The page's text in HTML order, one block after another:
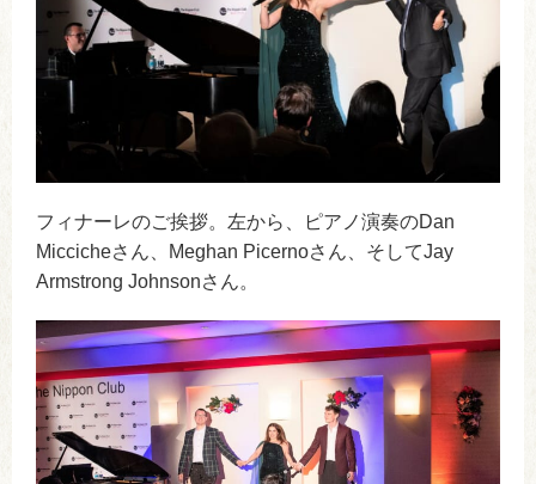
フィナーレのご挨拶。左から、ピアノ演奏のDan
Miccicheさん、Meghan Picernoさん、そしてJay
Armstrong Johnsonさん。